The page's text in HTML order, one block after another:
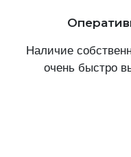
Наличие
очень быстро